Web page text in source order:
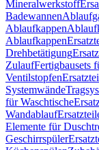
Mineralwerkstoff
Badewannen
Ablaufkappen
Ablaufkappen
Drehbetätigung
ZulaufFertigbausets
Ventilstopfen
Systemwände
für Waschtische
Wandablauf
Elemente für
Geschirrspüler